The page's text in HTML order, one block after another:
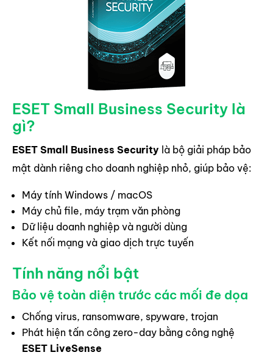
ESET Small Business Security là
gì?
ESET Small Business Security là bộ giải pháp bảo
mật dành riêng cho doanh nghiệp nhỏ, giúp bảo vệ:
Máy tính Windows / macOS
Máy chủ file, máy trạm văn phòng
Dữ liệu doanh nghiệp và người dùng
Kết nối mạng và giao dịch trực tuyến
Tính năng nổi bật
Bảo vệ toàn diện trước các mối đe dọa
Chống virus, ransomware, spyware, trojan
Phát hiện tấn công zero-day bằng công nghệ
ESET LiveSense